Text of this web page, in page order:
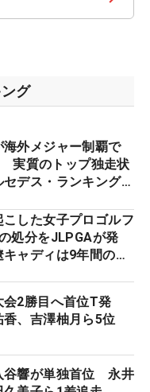
グ
海外メジャー制覇で
実質のトップ独走状
デス・ランキング番
した女子プロゴルフ
処分をJLPGAが発
ャディは9年間の立
会2勝目へ首位T発
、吉澤柚月ら5位
谷響が単独首位 永井